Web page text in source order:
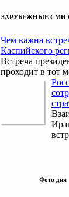
ЗАРУБЕЖНЫЕ СМИ
Чем важна
Каспийского
Встреча
проходит в тот
Фото дня